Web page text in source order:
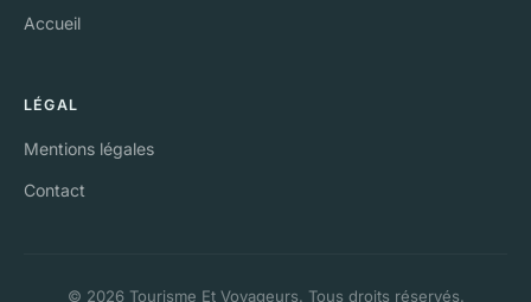
Accueil
LÉGAL
Mentions légales
Contact
© 2026 Tourisme Et Voyageurs. Tous droits réservés.